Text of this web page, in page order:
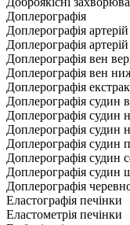
Доплерографія
Доплерографія
Доплерографія
Доплерографія вен
Доплерографія вен
Доплерографія
Доплерографія судин
Доплерографія судин
Доплерографія судин
Доплерографія судин
Доплерографія судин
Доплерографія судин
Доплерографія
Еластографія печінки
Еластометрія печінки